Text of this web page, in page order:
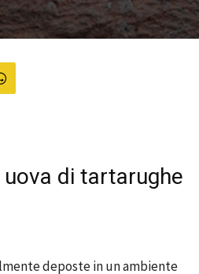
di tartarughe
deposte in un ambiente